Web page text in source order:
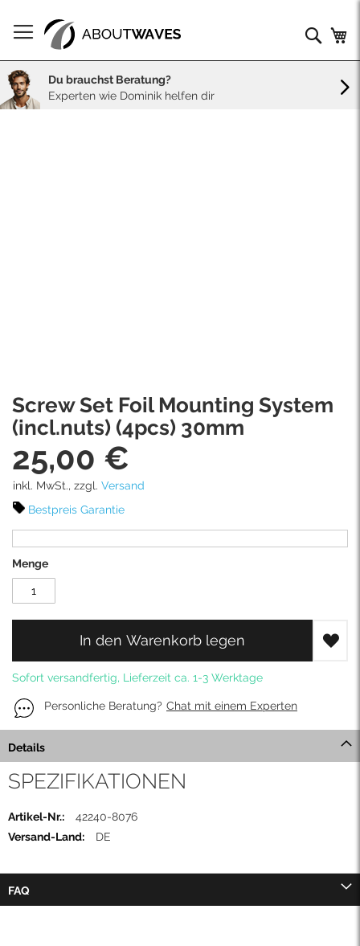
zum
Inhalt
Du brauchst Beratung?
Experten wie Dominik helfen dir
Screw Set Foil Mounting System
(incl.nuts) (4pcs) 30mm
25,00 €
inkl. MwSt., zzgl. Versand
Bestpreis Garantie
Menge
In den Warenkorb legen
Sofort versandfertig, Lieferzeit ca. 1-3 Werktage
Personliche Beratung? Chat mit einem Experten
to
the
beginning
of
the
images
gallery
Details
SPEZIFIKATIONEN
Mehr
Informationen
42240-8076
DE
FAQ